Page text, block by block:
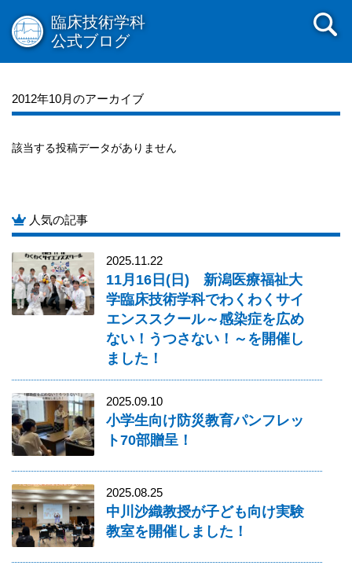
臨床技術学科
公式ブログ
2012年10月のアーカイブ
該当する投稿データがありません
人気の記事
2025.11.22
11月16日(日) 新潟医療福祉大
学臨床技術学科でわくわくサイ
エンススクール～感染症を広め
ない！うつさない！～を開催し
ました！
2025.09.10
小学生向け防災教育パンフレッ
ト70部贈呈！
2025.08.25
中川沙織教授が子ども向け実験
教室を開催しました！
2012年12月2012年11月
2012年08月
2012年07月
2011年08月
2011年07月